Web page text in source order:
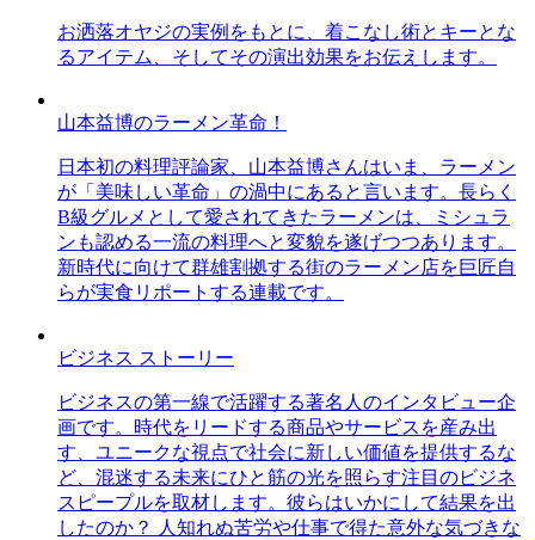
お洒落オヤジの実例をもとに、着こなし術とキーとな
るアイテム、そしてその演出効果をお伝えします。
山本益博のラーメン革命！
日本初の料理評論家、山本益博さんはいま、ラーメン
が「美味しい革命」の渦中にあると言います。長らく
B級グルメとして愛されてきたラーメンは、ミシュラ
ンも認める一流の料理へと変貌を遂げつつあります。
新時代に向けて群雄割拠する街のラーメン店を巨匠自
らが実食リポートする連載です。
ビジネス ストーリー
ビジネスの第一線で活躍する著名人のインタビュー企
画です。時代をリードする商品やサービスを産み出
す、ユニークな視点で社会に新しい価値を提供するな
ど、混迷する未来にひと筋の光を照らす注目のビジネ
スピープルを取材します。彼らはいかにして結果を出
したのか？ 人知れぬ苦労や仕事で得た意外な気づきな